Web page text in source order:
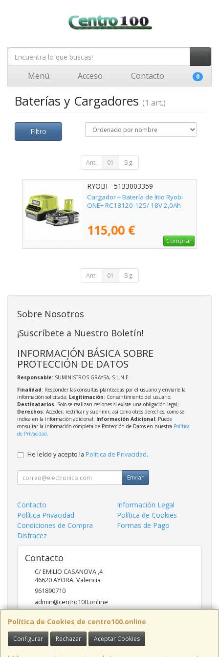
Menú Acceso Contacto 0
Baterías y Cargadores (1 art.)
Filtro
Ant. 01 Sig.
RYOBI - 5133003359
Cargador + Batería de litio Ryobi
ONE+ RC18120-125/ 18V 2,0Ah
115,00 €
Comprar
Ant. 01 Sig.
Política de Cookies de centro100.online
Configurar Rechazar Aceptar Cookies
Sobre Nosotros
¡Suscríbete a Nuestro Boletín!
INFORMACIÓN BÁSICA SOBRE
PROTECCIÓN DE DATOS
Responsable: SUMINISTROS GRAYSA, S.L.N.E.
Finalidad: Responder las consultas planteadas por el usuario y enviarle la
información solicitada; Legitimación: Consentimiento del usuario;
Destinatarios: Solo se realizan cesiones si existe una obligación legal;
Derechos: Acceder, rectificar y suprimir, así como otros derechos, como se
indica en la información adicional; Información Adicional: Puede
consultar la información completa de Protección de Datos en nuestra Política
de Privacidad.
He leído y acepto la Política de Privacidad.
Enviar
Contacto
Información Legal
Política Privacidad
Política de Cookies
Condiciones de Compra
Formas de Pago
Disfracez
Contacto
C/ EMILIO CASANOVA ,4
46620AYORA,Valencia
961890710
admin@centro100.online
Horario
LUNES A VIERNES 9'30 - 14'00 / 17'00 - 20 '30 SABADOS 9'30